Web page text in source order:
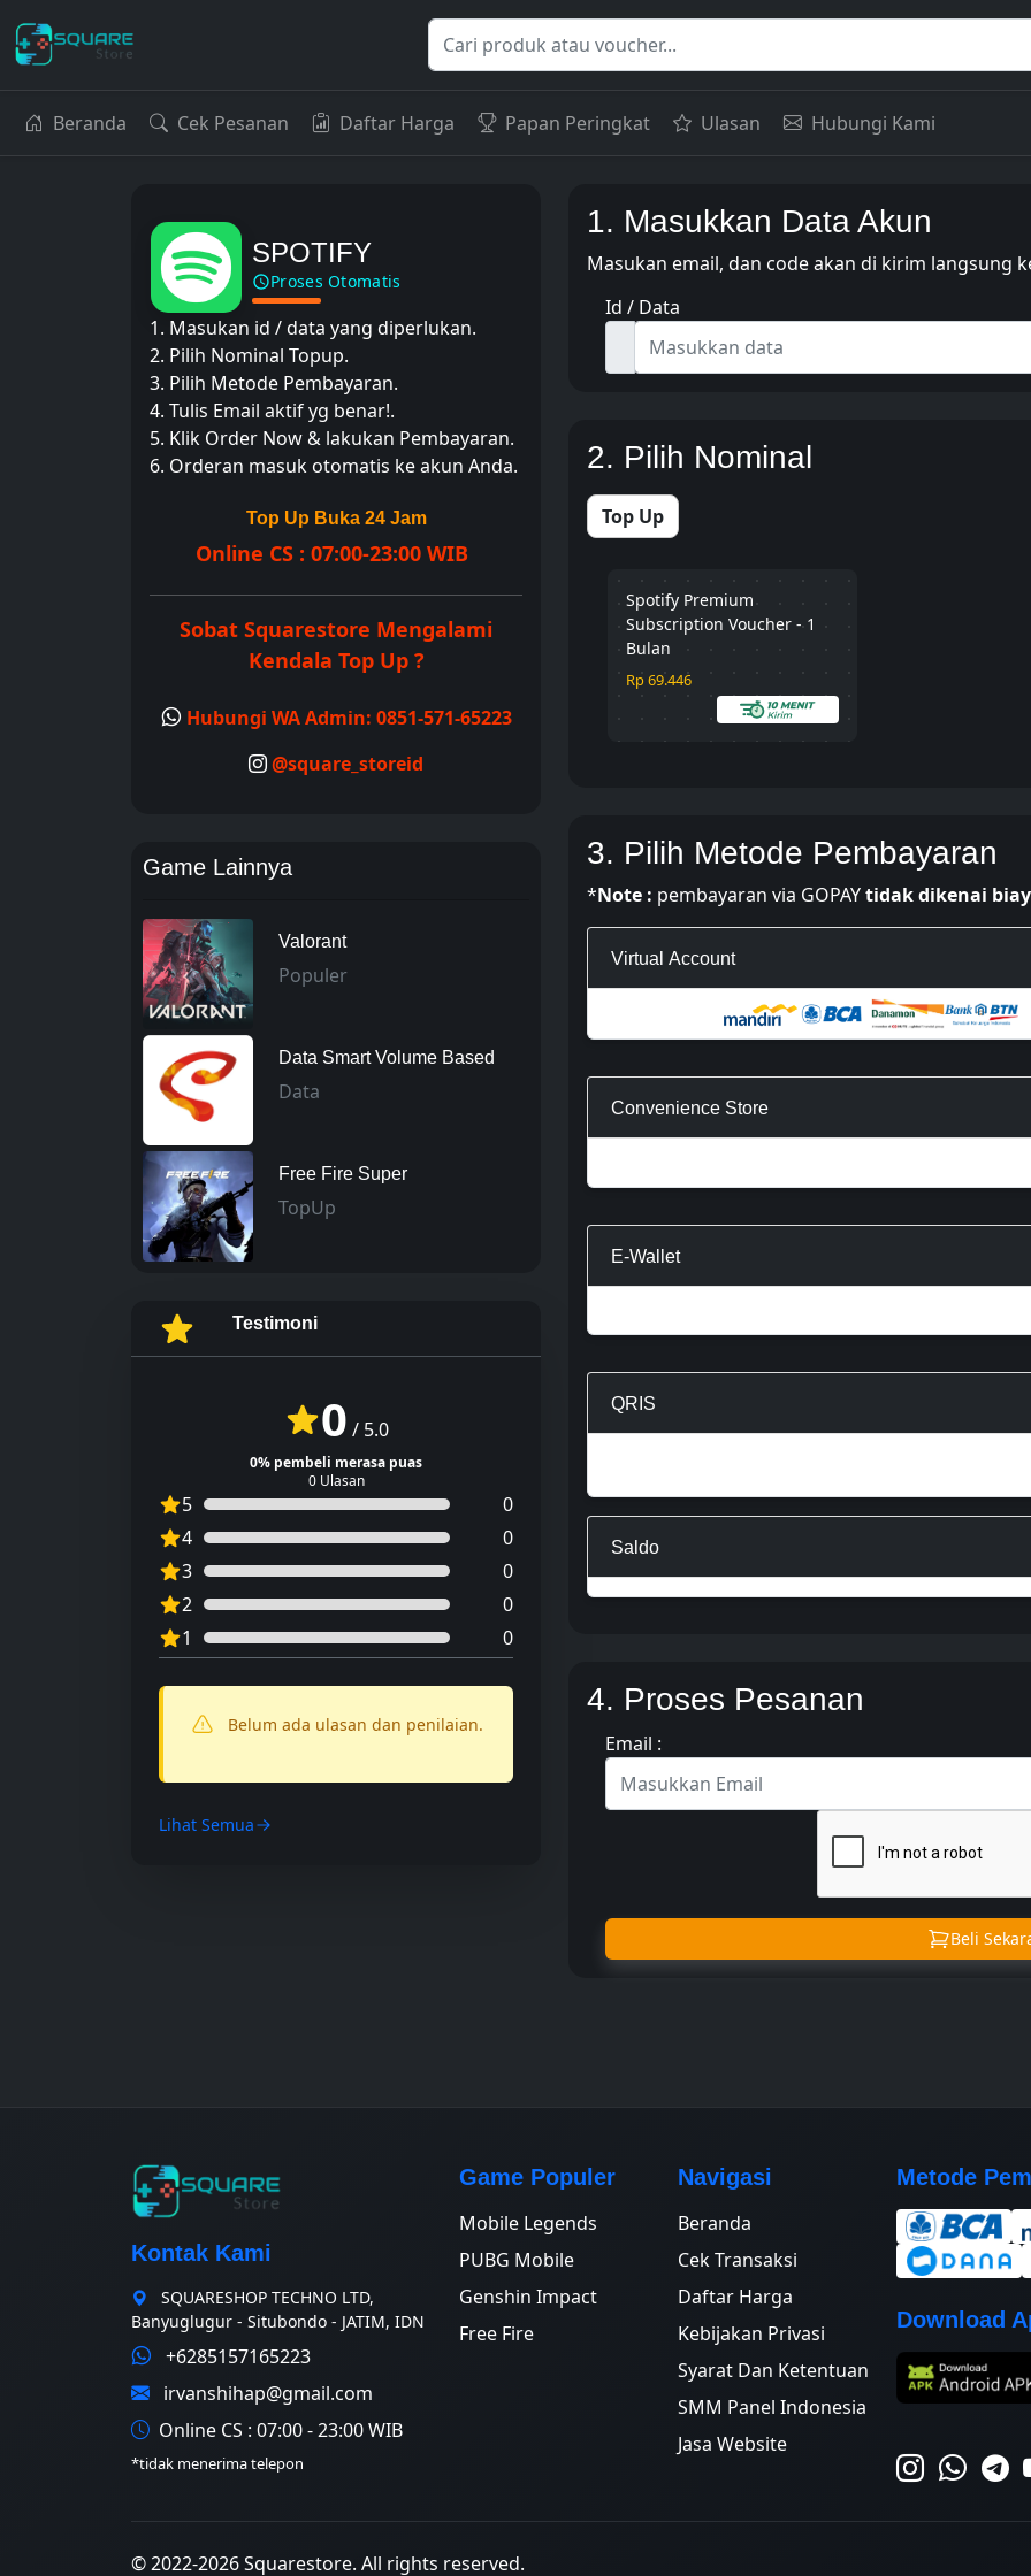
Beranda Cek Pesanan Daftar Harga Papan Peringkat Ulasan Hubungi Kami
SPOTIFY
Proses Otomatis
1. Masukan id / data yang diperlukan.
2. Pilih Nominal Topup.
3. Pilih Metode Pembayaran.
4. Tulis Email aktif yg benar!.
5. Klik Order Now & lakukan Pembayaran.
6. Orderan masuk otomatis ke akun Anda.
Top Up Buka 24 Jam
Online CS : 07:00-23:00 WIB
Sobat Squarestore Mengalami
Kendala Top Up ?
Hubungi WA Admin: 0851-571-65223
@square_storeid
Game Lainnya
Valorant
Populer
Data Smart Volume Based
Data
Free Fire Super
TopUp
Testimoni
0 / 5.0
0% pembeli merasa puas
0 Ulasan
5
0
4
0
3
0
2
0
1
0
Belum ada ulasan dan penilaian.
Lihat Semua
1. Masukkan Data Akun
Masukan email, dan code akan di kirim langsung
Id / Data
2. Pilih Nominal
Top Up
Spotify Premium
Subscription Voucher - 1
Bulan
Rp 69.446
3. Pilih Metode Pembayaran
*Note : pembayaran via GOPAYtidak dikenai
Virtual Account
Convenience Store
E-Wallet
QRIS
Saldo
4. Proses Pesanan
Email :
Beli
Kontak Kami
SQUARESHOP TECHNO LTD,
Banyuglugur - Situbondo - JATIM, IDN
+6285157165223
irvanshihap@gmail.com
Online CS : 07:00 - 23:00 WIB
*tidak menerima telepon
Game Populer
Mobile Legends
PUBG Mobile
Genshin Impact
Free Fire
Navigasi
Beranda
Cek Transaksi
Daftar Harga
Kebijakan Privasi
Syarat Dan Ketentuan
SMM Panel Indonesia
Jasa Website
Metode
Download
© 2022-2026 Squarestore. All rights reserved.